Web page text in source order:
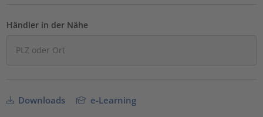
Händler in der Nähe
Downloads e-Learning